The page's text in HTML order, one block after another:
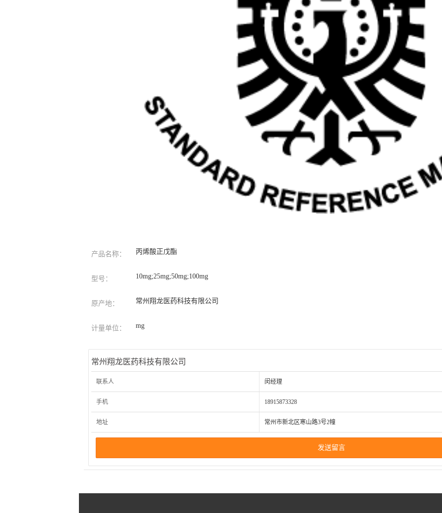
产品名称： 丙烯酸正戊酯
型号： 10mg;25mg;50mg;100mg
原产地： 常州翔龙医药科技有限公司
计量单位： mg
常州翔龙医药科技有限公司
联系人 闵经理
手机 18915873328
地址 常州市新北区寒山路3号2幢
发送留言